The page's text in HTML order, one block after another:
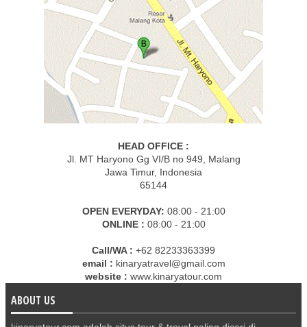
HEAD OFFICE :
Jl. MT Haryono Gg VI/B no 949, Malang
Jawa Timur, Indonesia
65144
OPEN EVERYDAY: 08:00 - 21:00
ONLINE : 08:00 - 21:00
Call/WA : +62 82233363399
email : kinaryatravel@gmail.com
website : www.kinaryatour.com
ABOUT US